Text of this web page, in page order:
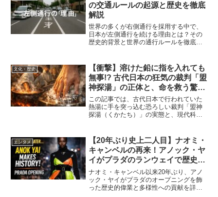
の交通ルールの起源と歴史を徹底
解説
世界の多くが右側通行を採用する中で、
日本が左側通行を続ける理由とは？その
歴史的背景と世界の通行ルールを徹底解
文化・歴史
【衝撃】溶けた鉛に指を入れても
無事!? 古代日本の狂気の裁判「盟
神探湯」の正体と、命を救う驚き
の科学原理
この記事では、古代日本で行われていた
熱湯に手を突っ込む恐ろしい裁判「盟神
探湯（くかたち）」の実態と、現代科学
エンタメ
【20年ぶり史上二人目】ナオミ・
キャンベルの再来！アノック・ヤ
イがプラダのランウェイで歴史を
変えた瞬間
ナオミ・キャンベル以来20年ぶり、アノ
ック・ヤイがプラダのオープニングを飾
った歴史的偉業と多様性への貢献を詳